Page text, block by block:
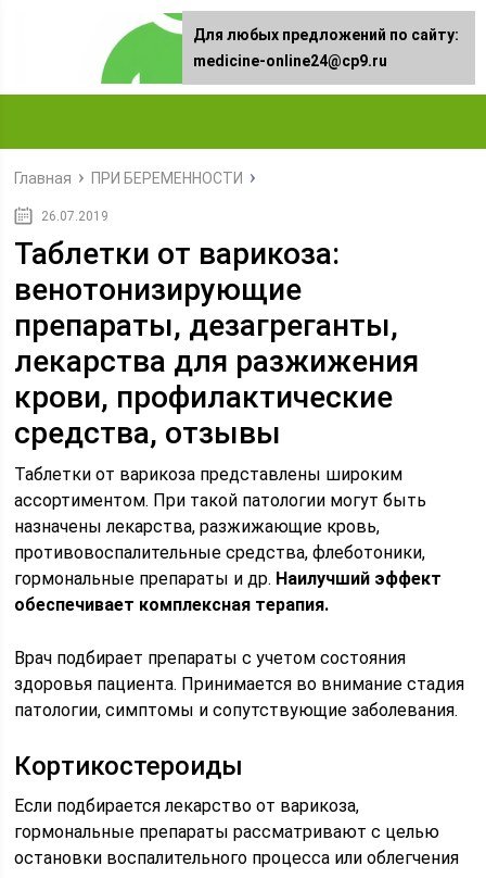
Главная ПРИ БЕРЕМЕННОСТИ
26.07.2019
Таблетки от варикоза:
венотонизирующие
препараты, дезагреганты,
лекарства для разжижения
крови, профилактические
средства, отзывы
Таблетки от варикоза представлены широким
ассортиментом. При такой патологии могут быть
назначены лекарства, разжижающие кровь,
противовоспалительные средства, флеботоники,
гормональные препараты и др. Наилучший эффект
обеспечивает комплексная терапия.
Врач подбирает препараты с учетом состояния
здоровья пациента. Принимается во внимание стадия
патологии, симптомы и сопутствующие заболевания.
Кортикостероиды
Если подбирается лекарство от варикоза,
гормональные препараты рассматривают с целью
остановки воспалительного процесса или облегчения
Для любых предложений по сайту:
medicine-online24@cp9.ru